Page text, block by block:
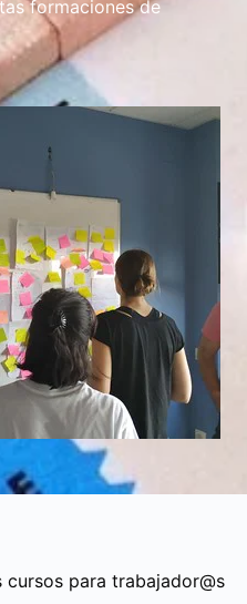
formaciones de
para trabajador@s